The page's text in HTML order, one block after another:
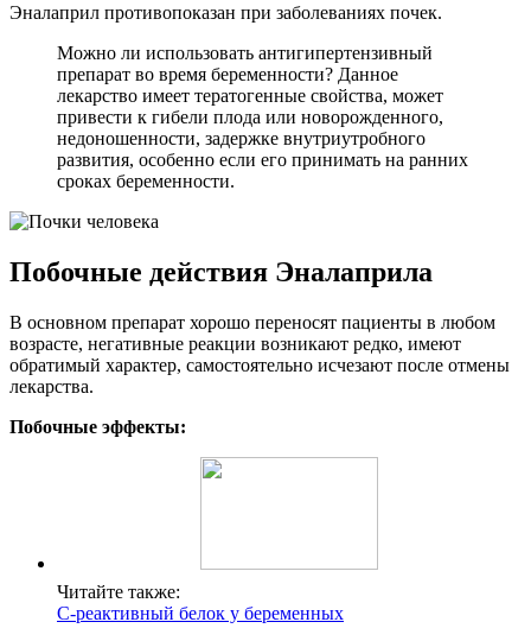
Эналаприл противопоказан при заболеваниях почек.
Можно ли использовать антигипертензивный
препарат во время беременности? Данное
лекарство имеет тератогенные свойства, может
привести к гибели плода или новорожденного,
недоношенности, задержке внутриутробного
развития, особенно если его принимать на ранних
сроках беременности.
Побочные действия Эналаприла
В основном препарат хорошо переносят пациенты в любом
возрасте, негативные реакции возникают редко, имеют
обратимый характер, самостоятельно исчезают после отмены
лекарства.
Побочные эффекты:
Читайте также:
С-реактивный белок у беременных